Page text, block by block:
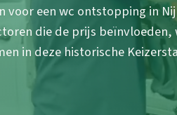
voor een wc ontstopping in
die de prijs
in deze historische